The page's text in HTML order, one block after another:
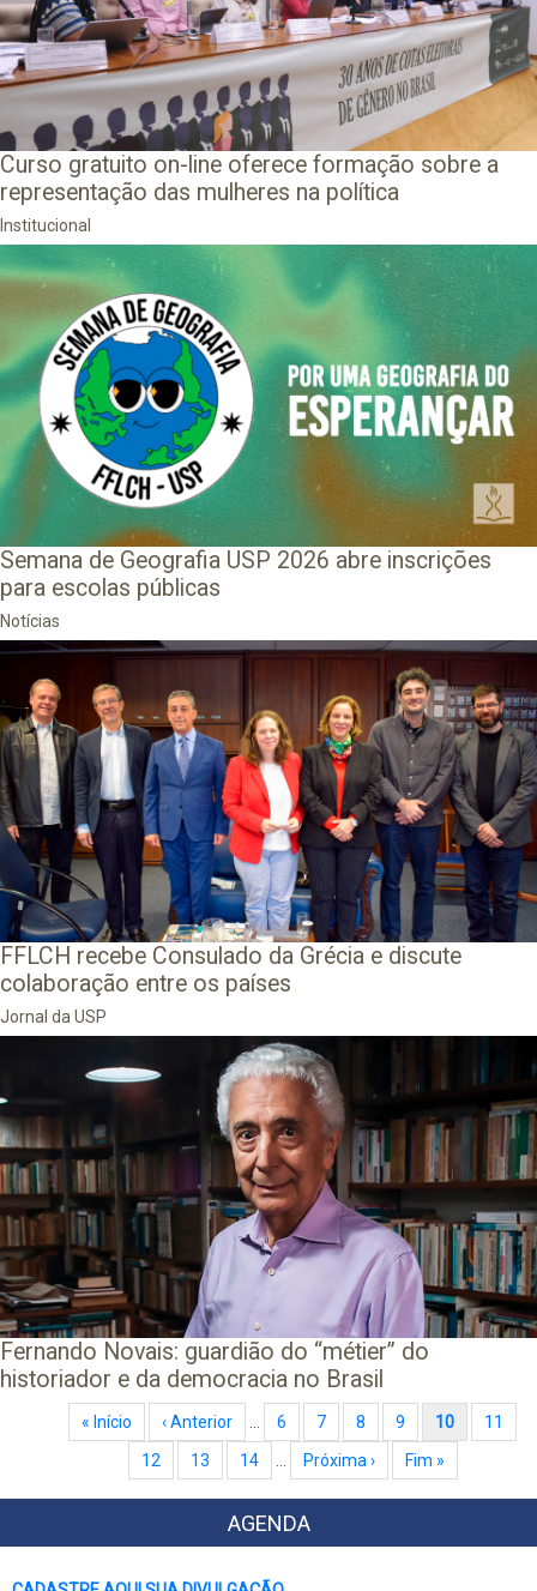
Curso gratuito on-line oferece formação sobre a
representação das mulheres na política
Institucional
Semana de Geografia USP 2026 abre inscrições
para escolas públicas
Notícias
FFLCH recebe Consulado da Grécia e discute
colaboração entre os países
Jornal da USP
Fernando Novais: guardião do “métier” do
historiador e da democracia no Brasil
PaginaçãoPrimeira página
« Início Página anterior
‹ Anterior Page
6 Page
7 Page
8 Page
9 Página atual
10 Page
11
Page
12 Page
13 Page
14 Próxima página
Próxima › Última página
Fim »
AGENDA